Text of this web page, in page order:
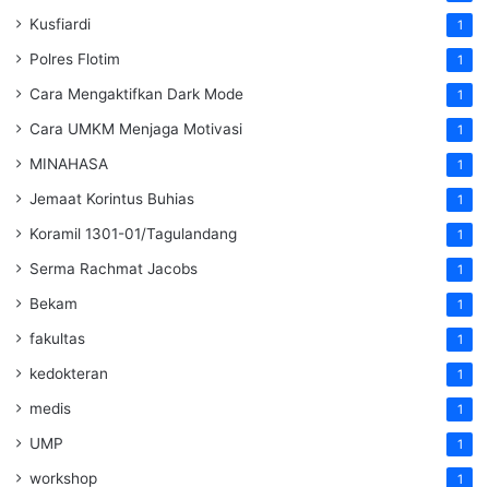
Kusfiardi 1
Polres Flotim 1
Cara Mengaktifkan Dark Mode 1
Cara UMKM Menjaga Motivasi 1
MINAHASA 1
Jemaat Korintus Buhias 1
Koramil 1301-01/Tagulandang 1
Serma Rachmat Jacobs 1
Bekam 1
fakultas 1
kedokteran 1
medis 1
UMP 1
workshop 1